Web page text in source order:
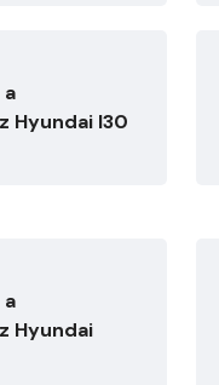
Hyundai I30
Hyundai